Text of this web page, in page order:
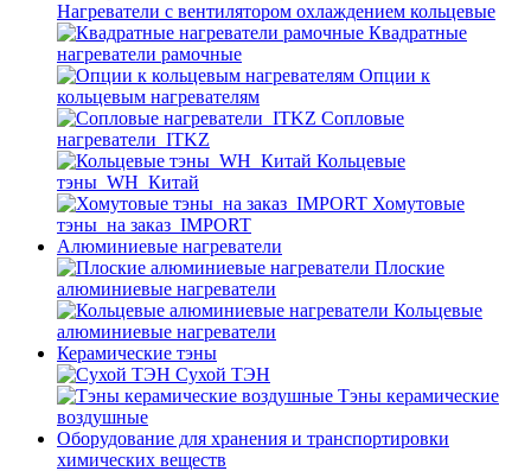
Нагреватели с вентилятором охлаждением кольцевые
Квадратные
нагреватели рамочные
Опции к
кольцевым нагревателям
Cопловые
нагреватели_ITKZ
Кольцевые
тэны_WH_Китай
Хомутовые
тэны_на заказ_IMPORT
Алюминиевые нагреватели
Плоские
алюминиевые нагреватели
Кольцевые
алюминиевые нагреватели
Керамические тэны
Сухой ТЭН
Тэны керамические
воздушные
Оборудование для хранения и транспортировки
химических веществ